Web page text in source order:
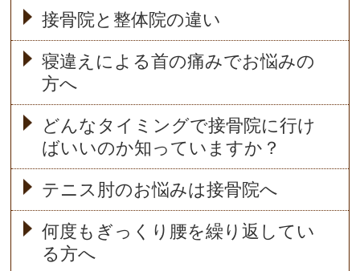
接骨院と整体院の違い
寝違えによる首の痛みでお悩みの
方へ
どんなタイミングで接骨院に行け
ばいいのか知っていますか？
テニス肘のお悩みは接骨院へ
何度もぎっくり腰を繰り返してい
る方へ